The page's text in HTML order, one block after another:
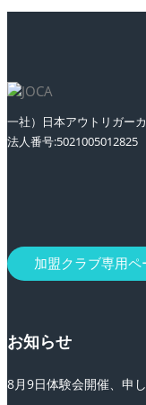
一社）日本アウトリガー
法人番号:5021005012825
加盟クラブ専用ペ
お知らせ
8月9日体験会開催、申